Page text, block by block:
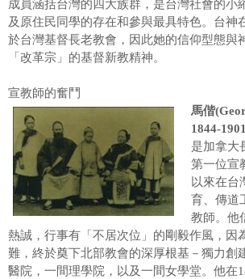
學校院訊
嶺頭之聲
成員涵括台灣的四大族群，是台灣社會的小
及原住民同學的存在和參與最具特色。台神
於台灣基督長老教會，因此她的信仰型態與
「改革宗」的基督新教精神。
宣教師的奮鬥
馬偕
1844-
是加拿大
第一位宣
以來在台
育、傳道
教師。他
熱誠，行事有「不居次位」的剛毅作風，因
難，終於奠下北部教會的深厚根基－獨力創
醫院，一間理學院，以及一間女學堂。他在